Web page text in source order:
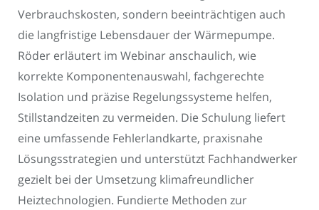
Verbrauchskosten, sondern beeinträchtigen auch
die langfristige Lebensdauer der Wärmepumpe.
Röder erläutert im Webinar anschaulich, wie
korrekte Komponentenauswahl, fachgerechte
Isolation und präzise Regelungssysteme helfen,
Stillstandzeiten zu vermeiden. Die Schulung liefert
eine umfassende Fehlerlandkarte, praxisnahe
Lösungsstrategien und unterstützt Fachhandwerker
gezielt bei der Umsetzung klimafreundlicher
Heiztechnologien. Fundierte Methoden zur